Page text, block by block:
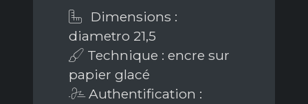
Dimensions :
diametro 21,5
Technique : encre sur
papier glacé
Authentification :